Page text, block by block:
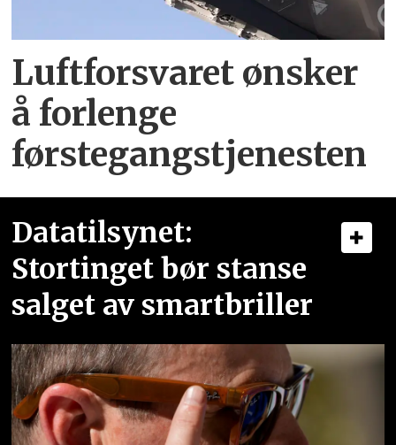
Luftforsvaret ønsker
å forlenge
førstegangstjenesten
Datatilsynet:
Stortinget bør stanse
salget av smartbriller